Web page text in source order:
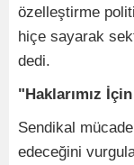
özelleştirme
hiçe sayarak
dedi.
"Haklarımız
Sendikal
edeceğini